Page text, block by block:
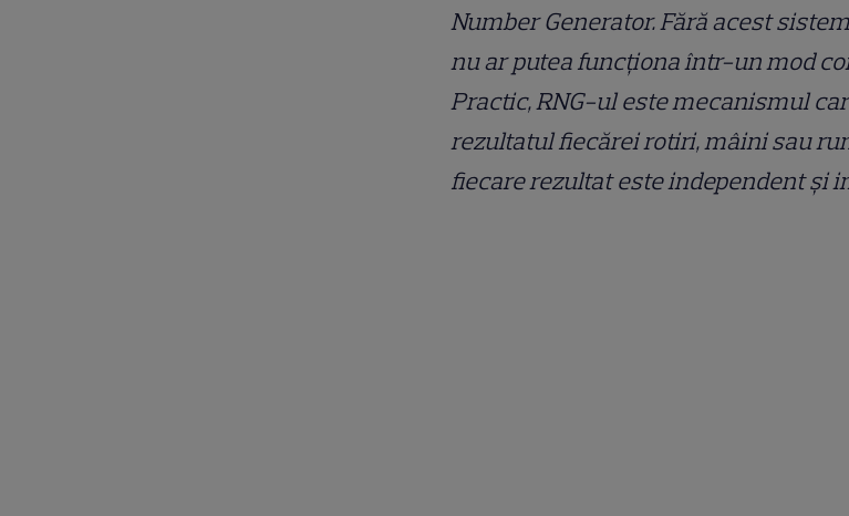
Number Generator. Fără acest
nu ar putea funcționa într-un mod
Practic, RNG-ul este mecanismul
rezultatul fiecărei rotiri, mâini sau
fiecare rezultat este independent și